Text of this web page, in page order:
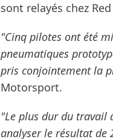
sont relayés chez
"Cinq pilotes ont été
pneumatiques
pris conjointement la
Motorsport.
"Le plus dur du travail
analyser le résultat de